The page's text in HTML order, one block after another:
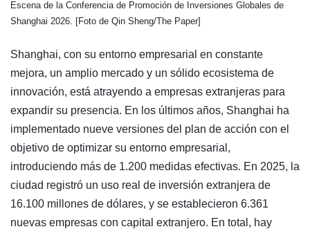
​Escena de la Conferencia de Promoción de Inversiones Globales de
Shanghai 2026. [Foto de Qin Sheng/The Paper]
Shanghai, con su entorno empresarial en constante
mejora, un amplio mercado y un sólido ecosistema de
innovación, está atrayendo a empresas extranjeras para
expandir su presencia. En los últimos años, Shanghai ha
implementado nueve versiones del plan de acción con el
objetivo de optimizar su entorno empresarial,
introduciendo más de 1.200 medidas efectivas. En 2025, la
ciudad registró un uso real de inversión extranjera de
16.100 millones de dólares, y se establecieron 6.361
nuevas empresas con capital extranjero. En total, hay